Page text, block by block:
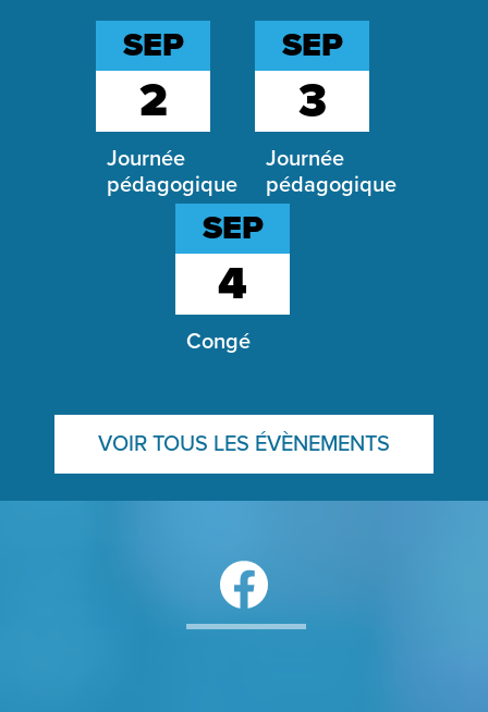
SEP
2
Journée
pédagogique
SEP
3
Journée
pédagogique
SEP
4
Congé
VOIR TOUS LES ÉVÈNEMENTS
FACEBOOK